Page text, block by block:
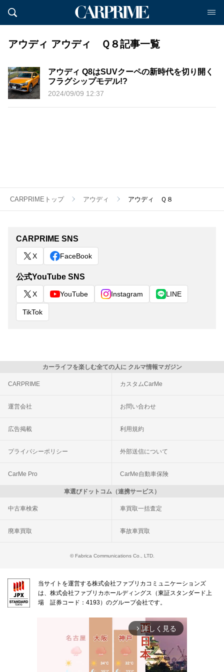
アウディ アウディ Ｑ８記事一覧
アウディ Q8はSUVクーペの新時代を切り開く
フラグシップモデル!?
2024/09/09 12:37
CARPRIMEトップ アウディ アウディ Ｑ８
CARPRIME SNS
X FaceBook
公式YouTube SNS
X YouTube Instagram LINE
TikTok
カーライフを楽しむ全ての人に クルマ情報マガジン
CARPRIME カスタムCarMe
運営会社 お問い合わせ
広告掲載 利用規約
プライバシーポリシー 外部送信について
CarMe Pro CarMe自動車保険
車選びドットコム（連携サービス）
中古車検索 車買取一括査定
廃車買取 事故車買取
© Fabrica Communications Co., LTD.
当サイトを運営する株式会社ファブリカコミュニケーションズ
は、株式会社ファブリカホールディングス（東証スタンダード上
場 証券コード：4193）のグループ会社です。
arrow_forward_ios 詳しく見る